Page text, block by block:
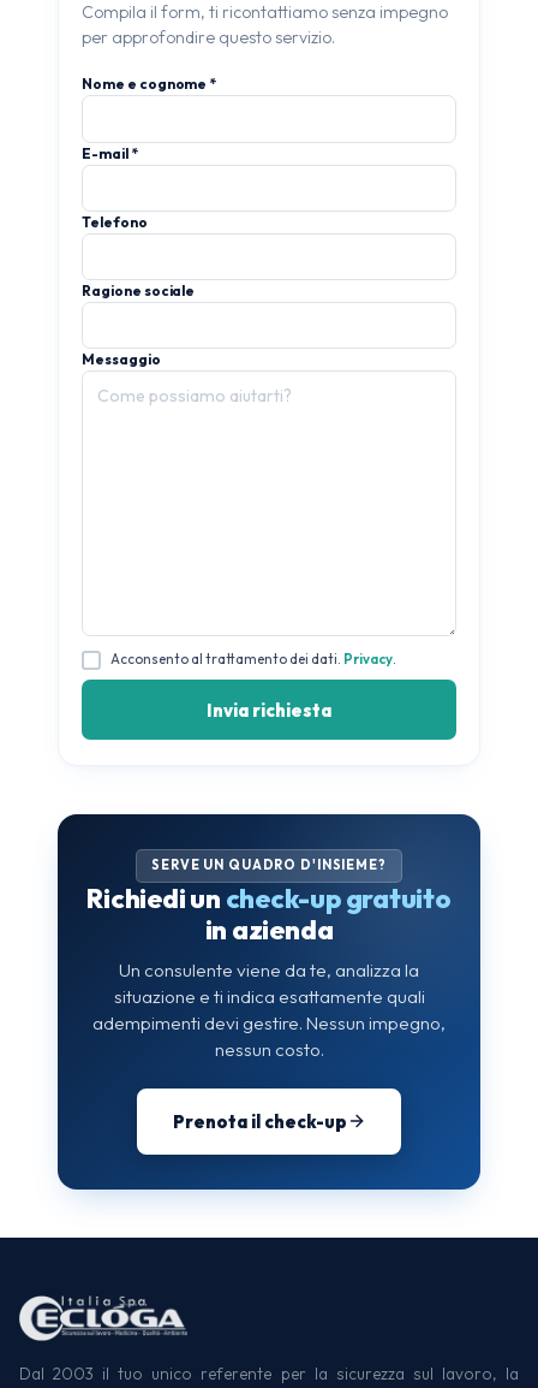
Compila il form, ti ricontattiamo senza impegno
per approfondire questo servizio.
Nome e cognome *
E-mail *
Telefono
Ragione sociale
Messaggio
Acconsento al trattamento dei dati. Privacy
SERVE UN QUADRO D'INSIEME?
Richiedi un check-up gratuito
in azienda
Un consulente viene da te, analizza la
situazione e ti indica esattamente quali
adempimenti devi gestire. Nessun impegno,
nessun costo.
Prenota il check-up
Dal 2003 il tuo unico referente per la sicurezza sul lavoro, la